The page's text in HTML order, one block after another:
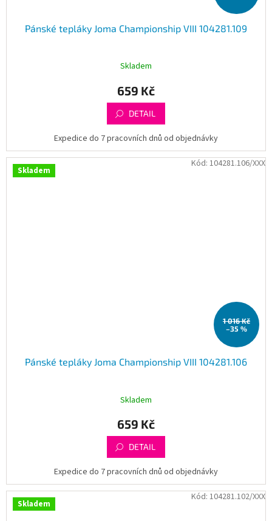
Pánské tepláky Joma Championship VIII 104281.109
Skladem
659 Kč
DETAIL
Expedice do 7 pracovních dnů od objednávky
Skladem
1 016 Kč
–35 %
Pánské tepláky Joma Championship VIII 104281.106
Skladem
659 Kč
DETAIL
Expedice do 7 pracovních dnů od objednávky
Kód: 104281.106/XXX
Skladem
Kód: 104281.102/XXX